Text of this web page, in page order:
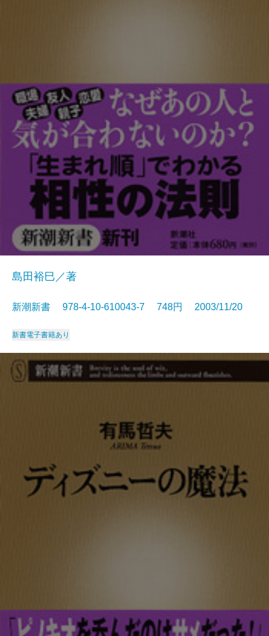
島田裕巳／著
新潮新書 978-4-10-610043-7 748円 2003/11/20
新書電子書籍あり